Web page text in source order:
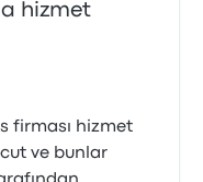
hizmet
firması hizmet
ve bunlar